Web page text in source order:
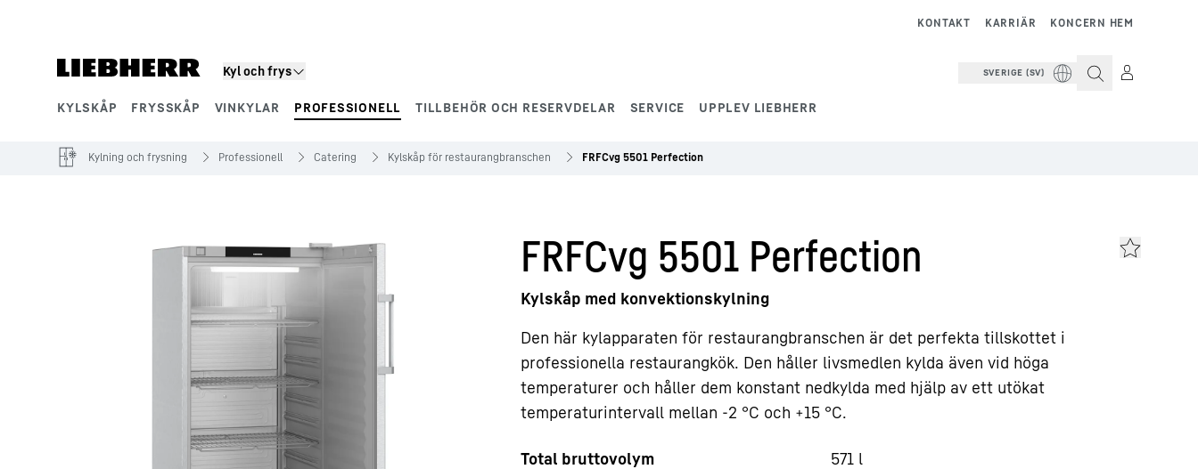
Kyl och frys
KYLSKÅP FRYSSKÅP VINKYLAR PROFESSIONELL TILLBEHÖR OCH RESERVDELAR SERVICE UPPLEV LIEBHERR
KONCERN HEM
KARRIÄR
KONTAKT
SVERIGE (SV)
Kylning och frysning Professionell Catering Kylskåp för restaurangbranschen FRFCvg 5501 Perfection
FRFCvg 5501 Perfection
Kylskåp med konvektionskylning
Den här kylapparaten för restaurangbranschen är det perfekta tillskottet i
professionella restaurangkök. Den håller livsmedlen kylda även vid höga
temperaturer och håller dem konstant nedkylda med hjälp av ett utökat
temperaturintervall mellan -2 °C och +15 °C.
Total bruttovolym 571 l